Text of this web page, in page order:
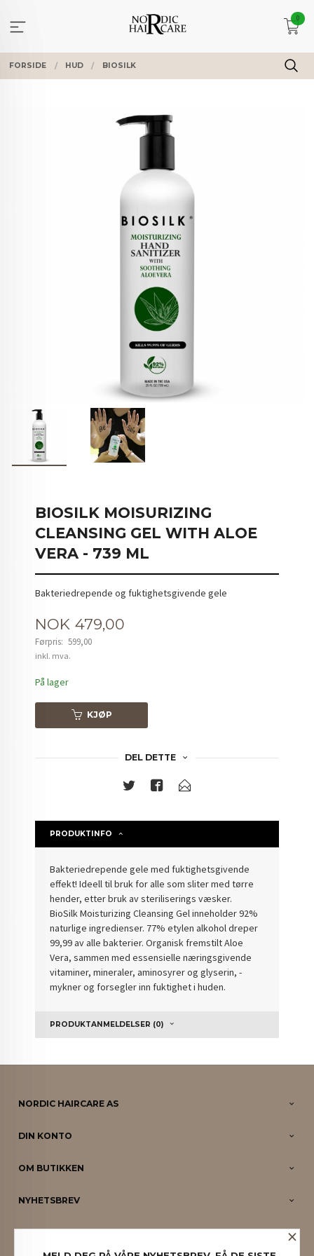
innholdet
0
FORSIDE HUD BIOSILK
BIOSILK MOISURIZING
CLEANSING GEL WITH ALOE
VERA - 739 ML
Bakteriedrepende og fuktighetsgivende gele
Tilbud
NOK 479,00
Førpris: 599,00
Rabatt
inkl. mva.
På lager
KJØP
DEL DETTE
PRODUKTINFO
Bakteriedrepende gele med fuktighetsgivende
effekt! Ideell til bruk for alle som sliter med tørre
hender, etter bruk av steriliserings væsker.
BioSilk Moisturizing Cleansing Gel inneholder 92%
naturlige ingredienser. 77% etylen alkohol dreper
99,99 av alle bakterier. Organisk fremstilt Aloe
Vera, sammen med essensielle næringsgivende
vitaminer, mineraler, aminosyrer og glyserin, -
mykner og forsegler inn fuktighet i huden.
PRODUKTANMELDELSER (0)
NORDIC HAIRCARE AS
DIN KONTO
OM BUTIKKEN
NYHETSBREV
PARTNERE ×